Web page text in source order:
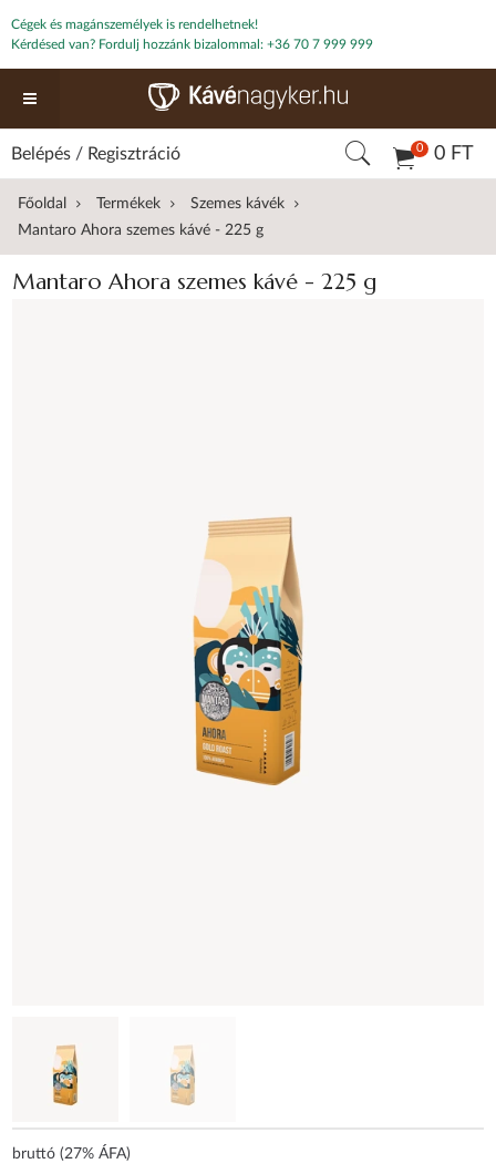
Cégek és magánszemélyek is rendelhetnek!
Kérdésed van? Fordulj hozzánk bizalommal: +36 70 7 999 999
0 0 FT
Belépés / Regisztráció
Főoldal Termékek
Szemes kávék
Mantaro Ahora szemes kávé - 225 g
Mantaro Ahora szemes kávé - 225 g
bruttó (27% ÁFA)